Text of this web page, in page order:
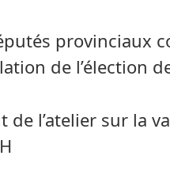
provinciaux
de l’élection
de l’atelier sur la